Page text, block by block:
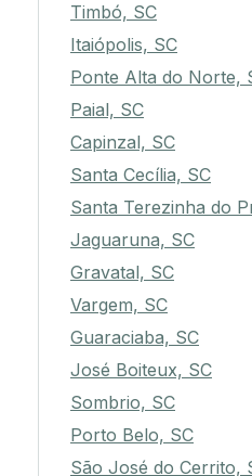
Timbó, SC
Itaiópolis, SC
Ponte Alta do Norte,
Paial, SC
Capinzal, SC
Santa Cecília, SC
Santa Terezinha do
Jaguaruna, SC
Gravatal, SC
Vargem, SC
Guaraciaba, SC
José Boiteux, SC
Sombrio, SC
Porto Belo, SC
São José do Cerrito,